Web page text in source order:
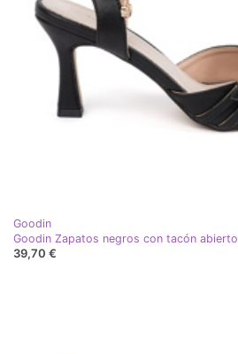
Goodin
Goodin Zapatos negros con tacón abierto
39,70 €